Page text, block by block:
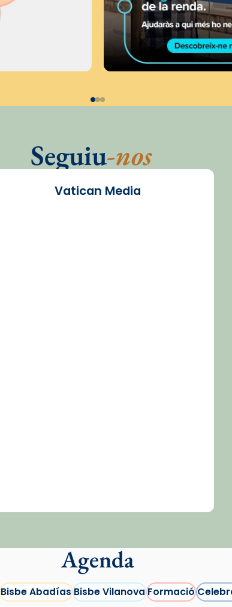
Seguiu-nos
Vatican Media
Agenda
Bisbe AbadíasBisbe VilanovaFormació